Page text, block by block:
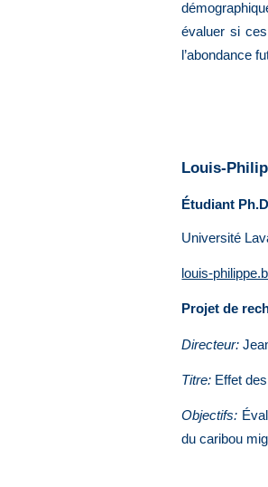
évaluer si
l’abondance
Louis-
Étudiant
Université
louis-
Projet de
Directeur:
Titre: Effet
Objectifs:
du caribou